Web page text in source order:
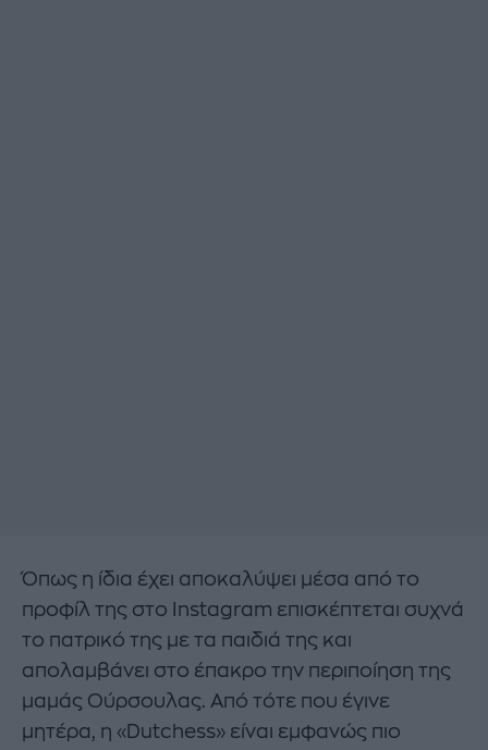
Όπως η ίδια έχει αποκαλύψει μέσα από το
προφίλ της στο Ιnstagram επισκέπτεται συχνά
το πατρικό της με τα παιδιά της και
απολαμβάνει στο έπακρο την περιποίηση της
μαμάς Ούρσουλας. Από τότε που έγινε
μητέρα, η «Dutchess» είναι εμφανώς πιο